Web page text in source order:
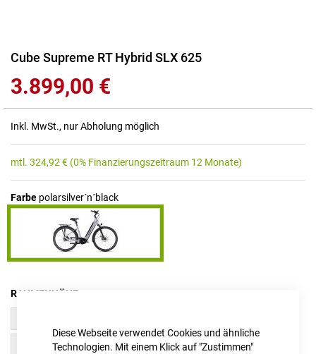
Diese Webseite verwendet Cookies und ähnliche
Technologien. Mit einem Klick auf "Zustimmen"
Zum
der
Bildgalerie
springen
Cube Supreme RT Hybrid SLX 625
3.899,00 €
Inkl. MwSt., nur Abholung möglich
mtl. 324,92 € (0% Finanzierungszeitraum 12 Monate)
Farbe polarsilver´n´black
RAHMENHÖHE
50 cm / S 58 cm / L